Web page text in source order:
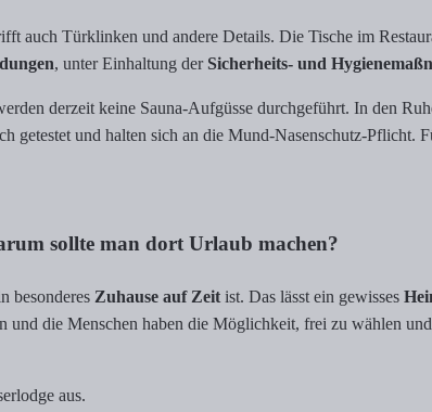
auch Türklinken und andere Details. Die Tische im
, unter Einhaltung der Sicherheits- und
derzeit keine Sauna-Aufgüsse durchgeführt. In den
und halten sich an die Mund-Nasenschutz-Pflicht.
sollte man dort Urlaub machen?
besonderes Zuhause auf Zeit ist. Das lässt ein gewisses
die Menschen haben die Möglichkeit, frei zu wählen
aus.